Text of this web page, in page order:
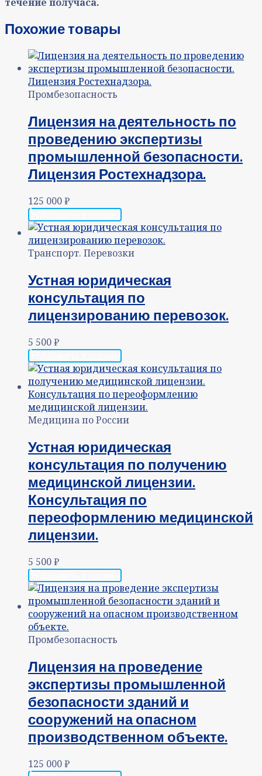
Похожие товары
Промбезопасность
Лицензия на деятельность по
проведению экспертизы
промышленной безопасности.
Лицензия Ростехнадзора.
125 000₽
Транспорт. Перевозки
Устная юридическая
консультация по
лицензированию перевозок.
5 500₽
Медицина по России
Устная юридическая
консультация по получению
медицинской лицензии.
Консультация по
переоформлению медицинской
лицензии.
5 500₽
Промбезопасность
Лицензия на проведение
экспертизы промышленной
безопасности зданий и
сооружений на опасном
производственном объекте.
125 000₽